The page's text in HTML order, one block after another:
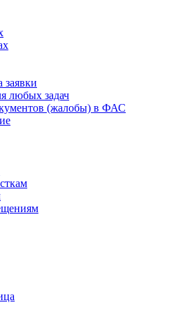
заявки
любых задач
(жалобы) в ФАС